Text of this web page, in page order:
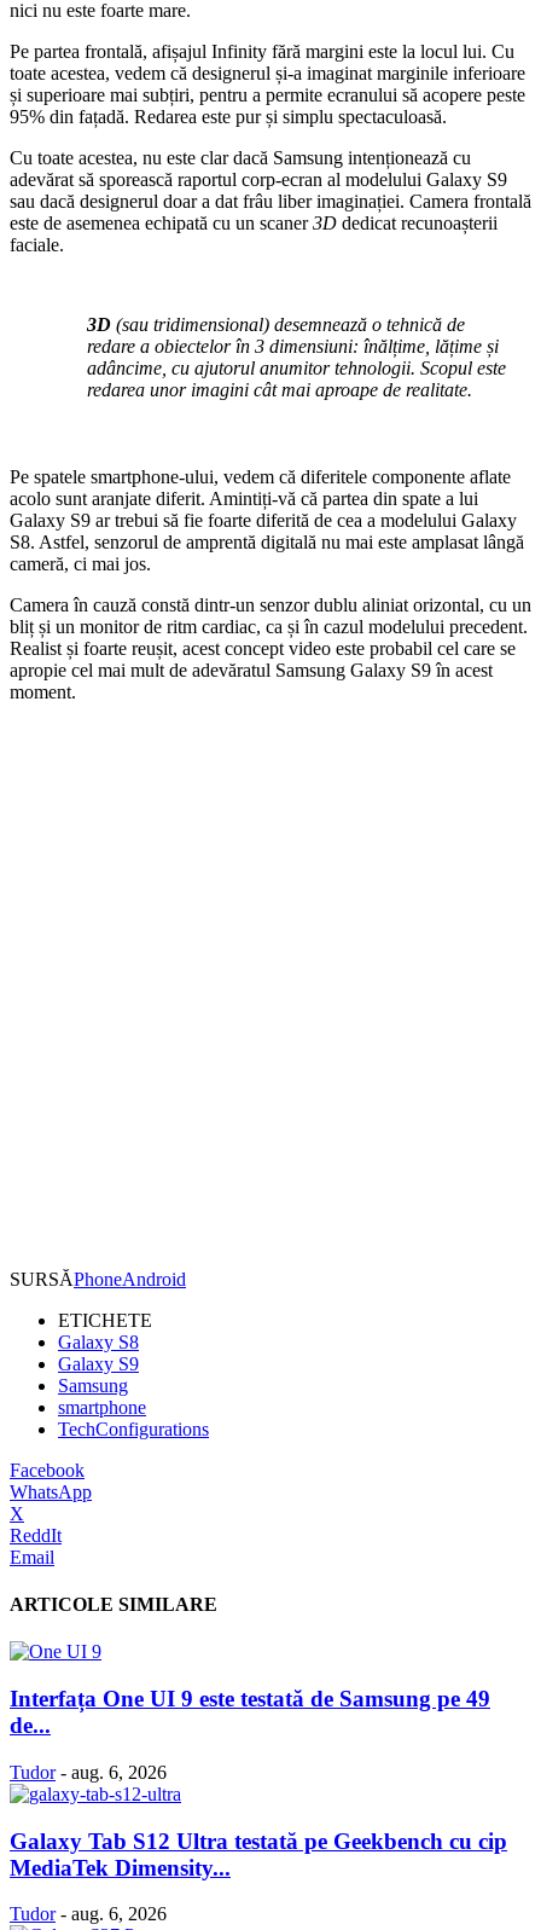
nici nu este foarte mare.
Pe partea frontală, afișajul Infinity fără margini este la locul lui. Cu
toate acestea, vedem că designerul și-a imaginat marginile inferioare
și superioare mai subțiri, pentru a permite ecranului să acopere peste
95% din fațadă. Redarea este pur și simplu spectaculoasă.
Cu toate acestea, nu este clar dacă Samsung intenționează cu
adevărat să sporească raportul corp-ecran al modelului Galaxy S9
sau dacă designerul doar a dat frâu liber imaginației. Camera frontală
este de asemenea echipată cu un scaner3D dedicat recunoașterii
faciale.
3D (sau tridimensional) desemnează o tehnică de
redare a obiectelor în 3 dimensiuni: înălțime, lățime și
adâncime, cu ajutorul anumitor tehnologii. Scopul este
redarea unor imagini cât mai aproape de realitate.
Pe spatele smartphone-ului, vedem că diferitele componente aflate
acolo sunt aranjate diferit. Amintiți-vă că partea din spate a lui
Galaxy S9 ar trebui să fie foarte diferită de cea a modelului Galaxy
S8. Astfel, senzorul de amprentă digitală nu mai este amplasat lângă
cameră, ci mai jos.
Camera în cauză constă dintr-un senzor dublu aliniat orizontal, cu un
bliț și un monitor de ritm cardiac, ca și în cazul modelului precedent.
Realist și foarte reușit, acest concept video este probabil cel care se
apropie cel mai mult de adevăratul Samsung Galaxy S9 în acest
moment.
SURSĂPhoneAndroid
ETICHETE
Galaxy S8
Galaxy S9
Samsung
smartphone
TechConfigurations
Facebook
WhatsApp
X
ReddIt
Email
ARTICOLE SIMILARE
Interfața One UI 9 este testată de Samsung pe 49
de...
Tudor - aug. 6, 2026
Galaxy Tab S12 Ultra testată pe Geekbench cu cip
MediaTek Dimensity...
Tudor - aug. 6, 2026